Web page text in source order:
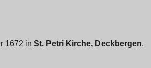
1672 in St. Petri Kirche, Deckbergen.